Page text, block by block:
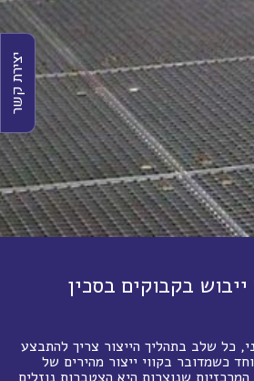
בקבוקים בסכין
כל שלב בתהליך הייצור צריך להתבצע
כשמדובר בקווי ייצור מהירים של
יצירת קשר